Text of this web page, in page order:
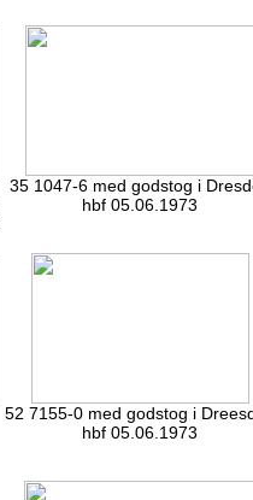
35 1047-6 med godstog i
hbf 05.06.1973
52 7155-0 med godstog i
hbf 05.06.1973